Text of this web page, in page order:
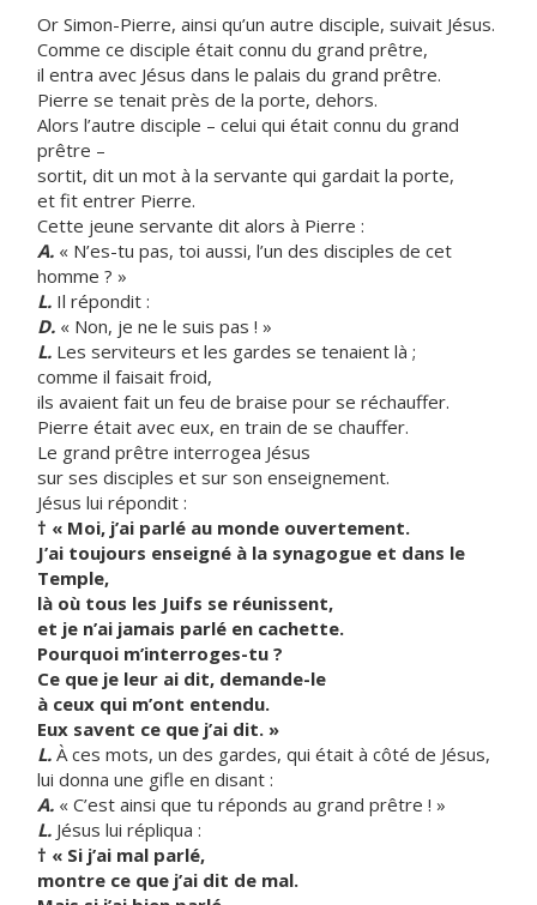
Or Simon-Pierre, ainsi qu’un autre disciple, suivait Jésus.
Comme ce disciple était connu du grand prêtre,
il entra avec Jésus dans le palais du grand prêtre.
Pierre se tenait près de la porte, dehors.
Alors l’autre disciple – celui qui était connu du grand
prêtre –
sortit, dit un mot à la servante qui gardait la porte,
et fit entrer Pierre.
Cette jeune servante dit alors à Pierre :
A. « N’es-tu pas, toi aussi, l’un des disciples de cet
homme ? »
L. Il répondit :
D. « Non, je ne le suis pas ! »
L. Les serviteurs et les gardes se tenaient là ;
comme il faisait froid,
ils avaient fait un feu de braise pour se réchauffer.
Pierre était avec eux, en train de se chauffer.
Le grand prêtre interrogea Jésus
sur ses disciples et sur son enseignement.
Jésus lui répondit :
† « Moi, j’ai parlé au monde ouvertement.
J’ai toujours enseigné à la synagogue et dans le
Temple,
là où tous les Juifs se réunissent,
et je n’ai jamais parlé en cachette.
Pourquoi m’interroges-tu ?
Ce que je leur ai dit, demande-le
à ceux qui m’ont entendu.
Eux savent ce que j’ai dit. »
L. À ces mots, un des gardes, qui était à côté de Jésus,
lui donna une gifle en disant :
A. « C’est ainsi que tu réponds au grand prêtre ! »
L. Jésus lui répliqua :
† « Si j’ai mal parlé,
montre ce que j’ai dit de mal.